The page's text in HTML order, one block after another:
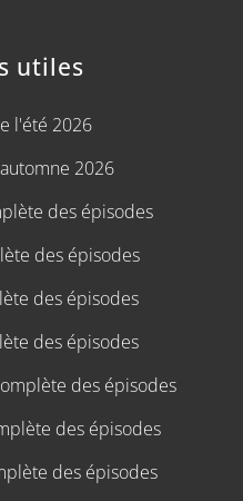
utiles
l'été 2026
2026
des épisodes
des épisodes
des épisodes
des épisodes
des épisodes
des épisodes
des épisodes